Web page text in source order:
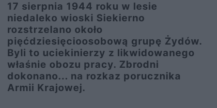
17 sierpnia 1944 roku w lesie
niedaleko wioski Siekierno
rozstrzelano około
pięćdziesięcioosobową grupę Żydów.
Byli to uciekinierzy z likwidowanego
właśnie obozu pracy. Zbrodni
dokonano... na rozkaz porucznika
Armii Krajowej.